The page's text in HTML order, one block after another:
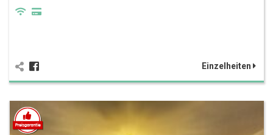
Einzelheiten